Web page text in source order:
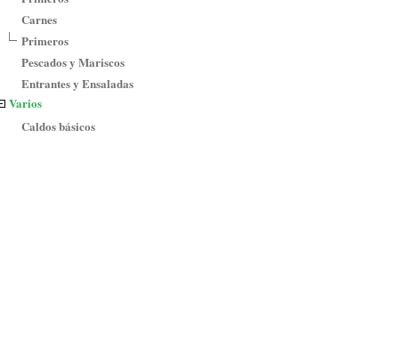
Carnes
Primeros
Pescados y Mariscos
Entrantes y Ensaladas
Varios
Caldos básicos